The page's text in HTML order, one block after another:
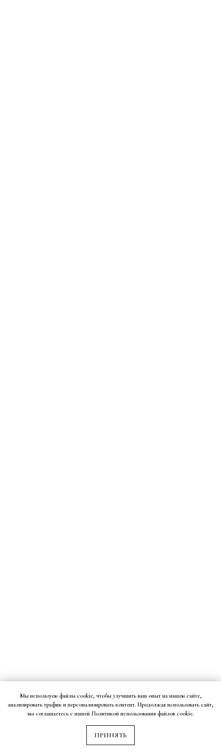
Мы используем файлы cookie, чтобы улучшить ваш опыт на нашем сайте,
анализировать трафик и персонализировать контент. Продолжая использовать сайт,
вы соглашаетесь с нашей Политикой использования файлов cookie.
ПРИНЯТЬ